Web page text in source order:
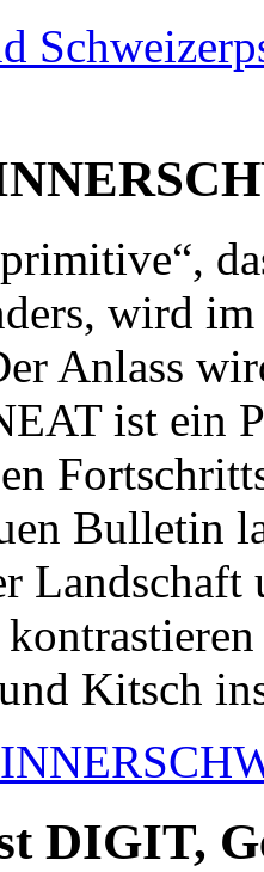
wird
Anlass
ist ein
Bulletin
Kitsch
DIGIT,